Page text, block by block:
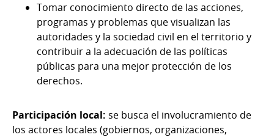
Tomar conocimiento directo de las acciones,
programas y problemas que visualizan las
autoridades y la sociedad civil en el territorio y
contribuir a la adecuación de las políticas
públicas para una mejor protección de los
derechos.
Participación local: se busca el involucramiento de
los actores locales (gobiernos, organizaciones,